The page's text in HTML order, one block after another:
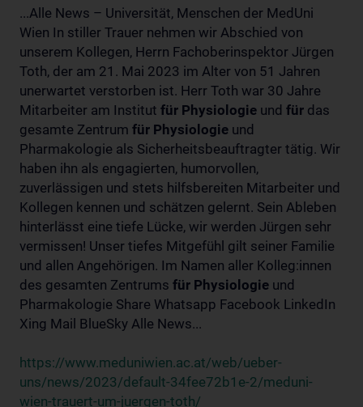
...Alle News – Universität, Menschen der MedUni
Wien In stiller Trauer nehmen wir Abschied von
unserem Kollegen, Herrn Fachoberinspektor Jürgen
Toth, der am 21. Mai 2023 im Alter von 51 Jahren
unerwartet verstorben ist. Herr Toth war 30 Jahre
Mitarbeiter am Institut für Physiologie und für das
gesamte Zentrum für Physiologie und
Pharmakologie als Sicherheitsbeauftragter tätig. Wir
haben ihn als engagierten, humorvollen,
zuverlässigen und stets hilfsbereiten Mitarbeiter und
Kollegen kennen und schätzen gelernt. Sein Ableben
hinterlässt eine tiefe Lücke, wir werden Jürgen sehr
vermissen! Unser tiefes Mitgefühl gilt seiner Familie
und allen Angehörigen. Im Namen aller Kolleg:innen
des gesamten Zentrums für Physiologie und
Pharmakologie Share Whatsapp Facebook LinkedIn
Xing Mail BlueSky Alle News...
https://www.meduniwien.ac.at/web/ueber-
uns/news/2023/default-34fee72b1e-2/meduni-
wien-trauert-um-juergen-toth/